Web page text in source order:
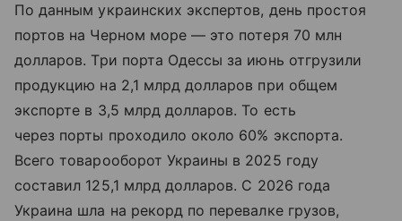
По данным украинских экспертов, день простоя
портов на Черном море — это потеря 70 млн
долларов. Три порта Одессы за июнь отгрузили
продукцию на 2,1 млрд долларов при общем
экспорте в 3,5 млрд долларов. То есть
через порты проходило около 60% экспорта.
Всего товарооборот Украины в 2025 году
составил 125,1 млрд долларов. С 2026 года
Украина шла на рекорд по перевалке грузов,